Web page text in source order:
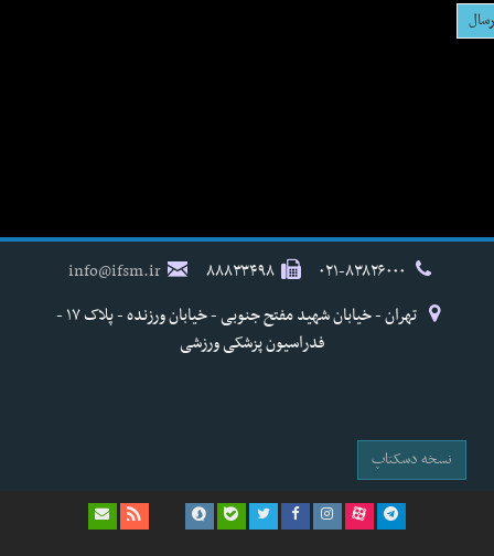
۸۸۸۳۳۴۹۸
info@ifsm.ir
تهران - خیابان شهید مفتح جنوبی - خیابان ورزنده - پلاک ۱۷ -
فدراسیون پزشکی ورزشی
نسخه دسکتاپ